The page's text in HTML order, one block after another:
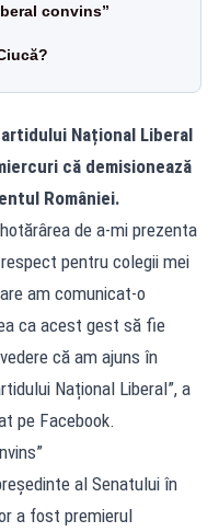
convins”
Național Liberal
că demisionează
României.
de a-mi prezenta
pentru colegii mei
am comunicat-o
ca acest gest să fie
că am ajuns în
Național Liberal”, a
pe Facebook.
al Senatului în
a fost premierul